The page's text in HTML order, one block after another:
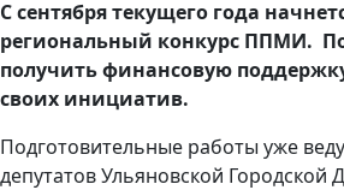
С сентября текущего года
региональный конкурс ППМИ.
получить финансовую
своих инициатив.
Подготовительные работы уже
депутатов Ульяновской Городской